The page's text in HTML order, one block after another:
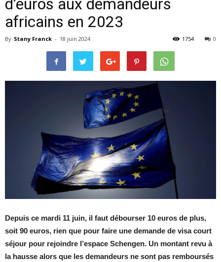
d’euros aux demandeurs
africains en 2023
By Stany Franck - 18 juin 2024 0
1754
Depuis ce mardi 11 juin, il faut débourser 10 euros de plus,
soit 90 euros, rien que pour faire une demande de visa court
séjour pour rejoindre l’espace Schengen. Un montant revu à
la hausse alors que les demandeurs ne sont pas remboursés